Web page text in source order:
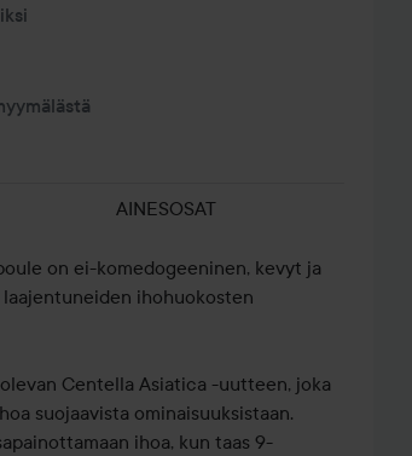
AINESOSAT
on ei-komedogeeninen, kevyt ja
ihohuokosten
Centella Asiatica -uutteen, joka
suojaavista ominaisuuksistaan.
ihoa, kun taas 9-